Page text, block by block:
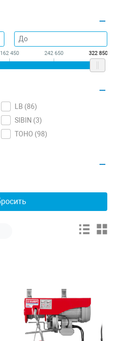
162 450 242 650 322 850
LB (86)
SIBIN (3)
TOHO (98)